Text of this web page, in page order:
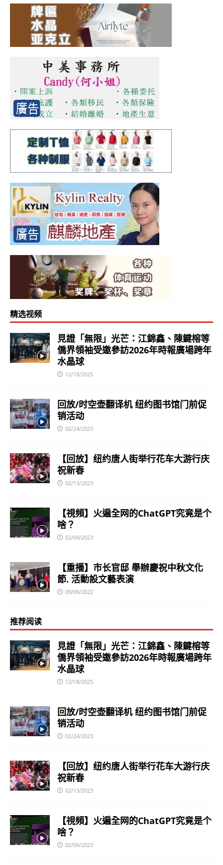
精选视频
見證「無限」光芒：江錦鑫、陳鍵榕等
僑界領袖受邀參訪2026年時報廣場跨年
水晶球
12/18/2025
回放/时空壶翻译机 纽约图书馆门前促
销活动
02/24/2023
【回放】纽约唐人街举行花车大游行庆
祝新春
02/13/2023
【視頻】火遍全网的ChatGPT究竟是个
啥？
02/09/2023
【重播】市长官邸 舉辦慶祝中秋文化
節. 活動設文藝表演
09/09/2022
推荐阅读
見證「無限」光芒：江錦鑫、陳鍵榕等
僑界領袖受邀參訪2026年時報廣場跨年
水晶球
12/18/2025
回放/时空壶翻译机 纽约图书馆门前促
销活动
02/24/2023
【回放】纽约唐人街举行花车大游行庆
祝新春
02/13/2023
【視頻】火遍全网的ChatGPT究竟是个
啥？
02/09/2023